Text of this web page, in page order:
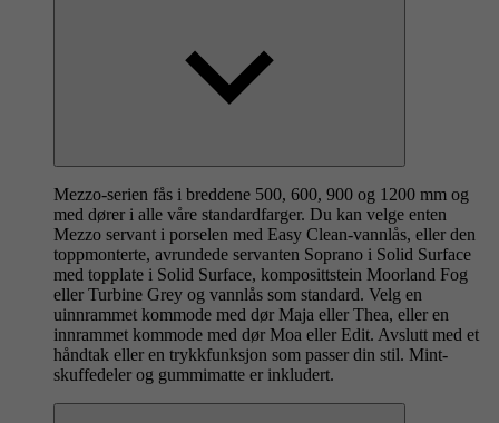
Mezzo-serien fås i breddene 500, 600, 900 og 1200 mm og
med dører i alle våre standardfarger. Du kan velge enten
Mezzo servant i porselen med Easy Clean-vannlås, eller den
toppmonterte, avrundede servanten Soprano i Solid Surface
med topplate i Solid Surface, komposittstein Moorland Fog
eller Turbine Grey og vannlås som standard. Velg en
uinnrammet kommode med dør Maja eller Thea, eller en
innrammet kommode med dør Moa eller Edit. Avslutt med et
håndtak eller en trykkfunksjon som passer din stil. Mint-
skuffedeler og gummimatte er inkludert.